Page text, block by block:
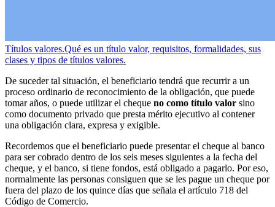
Títulos valores.Qué es un título valor, requisitos, formalidades, sus
clases y tipos de títulos valores.
De suceder tal situación, el beneficiario tendrá que recurrir a un
proceso ordinario de reconocimiento de la obligación, que puede
tomar años, o puede utilizar el cheque no como título valor sino
como documento privado que presta mérito ejecutivo al contener
una obligación clara, expresa y exigible.
Recordemos que el beneficiario puede presentar el cheque al banco
para ser cobrado dentro de los seis meses siguientes a la fecha del
cheque, y el banco, si tiene fondos, está obligado a pagarlo. Por eso,
normalmente las personas consiguen que se les pague un cheque por
fuera del plazo de los quince días que señala el artículo 718 del
Código de Comercio.